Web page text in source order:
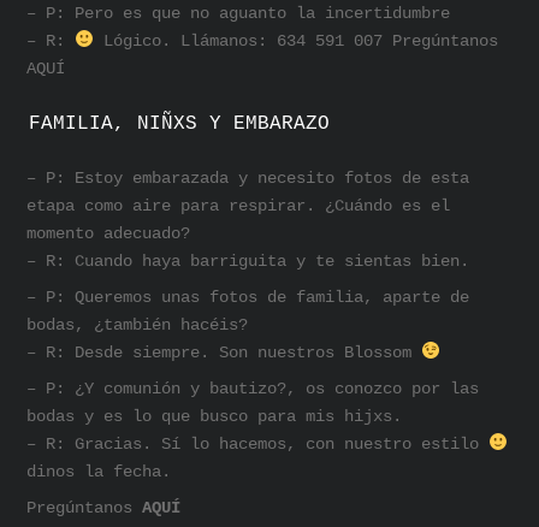
– P: Pero es que no aguanto la incertidumbre
– R:
Lógico. Llámanos: 634 591 007 Pregúntanos
AQUÍ
FAMILIA, NIÑXS Y EMBARAZO
– P: Estoy embarazada y necesito fotos de esta
etapa como aire para respirar. ¿Cuándo es el
momento adecuado?
– R: Cuando haya barriguita y te sientas bien.
– P: Queremos unas fotos de familia, aparte de
bodas, ¿también hacéis?
– R: Desde siempre. Son nuestros Blossom
– P: ¿Y comunión y bautizo?, os conozco por las
bodas y es lo que busco para mis hijxs.
– R: Gracias. Sí lo hacemos, con nuestro estilo
dinos la fecha.
PregúntanosAQUÍ